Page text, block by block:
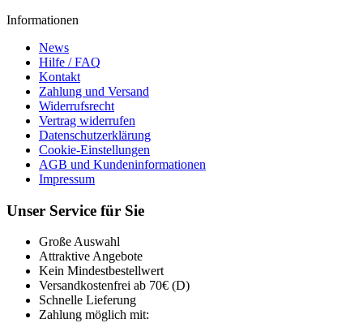
Informationen
News
Hilfe / FAQ
Kontakt
Zahlung und Versand
Widerrufsrecht
Vertrag widerrufen
Datenschutzerklärung
Cookie-Einstellungen
AGB und Kundeninformationen
Impressum
Unser Service für Sie
Große Auswahl
Attraktive Angebote
Kein Mindestbestellwert
Versandkostenfrei ab 70€ (D)
Schnelle Lieferung
Zahlung möglich mit: